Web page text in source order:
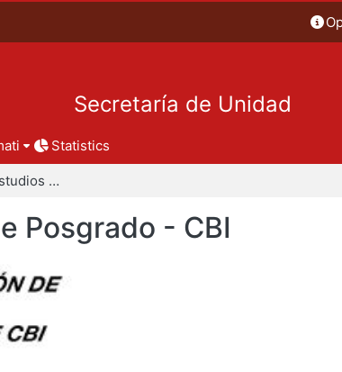
Secretaría de Unidad
Statistics
Coordinación de Estudios de Posgrado - CBI
Posgrado - CBI